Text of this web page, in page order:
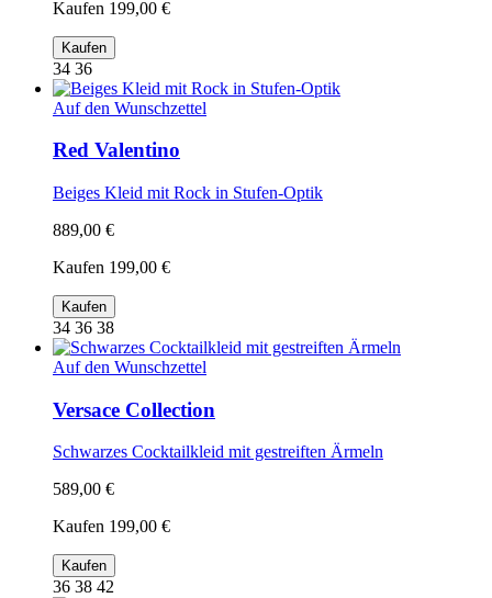
Kaufen 199,00 €
Kaufen
34 36
Auf den Wunschzettel
Red Valentino
Beiges Kleid mit Rock in Stufen-Optik
889,00 €
Kaufen 199,00 €
Kaufen
34 36 38
Auf den Wunschzettel
Versace Collection
Schwarzes Cocktailkleid mit gestreiften Ärmeln
589,00 €
Kaufen 199,00 €
Kaufen
36 38 42